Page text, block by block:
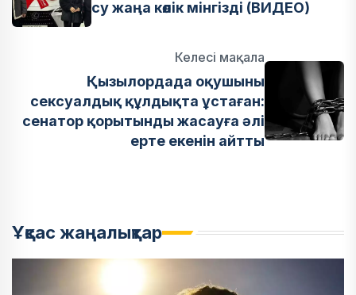
су жаңа көлік мінгізді (ВИДЕО)
Келесі мақала
Қызылордада оқушыны
сексуалдық құлдықта ұстаған:
сенатор қорытынды жасауға әлі
ерте екенін айтты
Ұқсас жаңалықтар